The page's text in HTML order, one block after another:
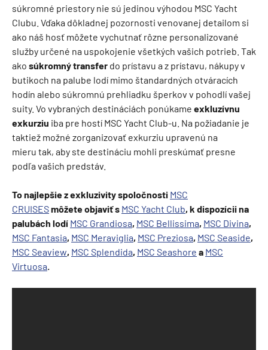
súkromné priestory nie sú jedinou výhodou MSC Yacht
Clubu. Vďaka dôkladnej pozornosti venovanej detailom si
ako náš hosť môžete vychutnať rôzne personalizované
služby určené na uspokojenie všetkých vašich potrieb. Tak
ako súkromný transfer do prístavu a z prístavu, nákupy v
butikoch na palube lodí mimo štandardných otváracích
hodín alebo súkromnú prehliadku šperkov v pohodlí vašej
suity. Vo vybraných destináciách ponúkame exkluzívnu
exkurziu iba pre hostí MSC Yacht Club-u. Na požiadanie je
taktiež možné zorganizovať exkurziu upravenú na
mieru tak, aby ste destináciu mohli preskúmať presne
podľa vašich predstáv.
To najlepšie z exkluzivity spoločnosti MSC
CRUISESmôžete objaviť s MSC Yacht Club, k dispozícii na
palubách lodí MSC Grandiosa, MSC Bellissima, MSC Divina,
MSC Fantasia, MSC Meraviglia, MSC Preziosa, MSC Seaside,
MSC Seaview, MSC Splendida, MSC Seashore a MSC
Virtuosa